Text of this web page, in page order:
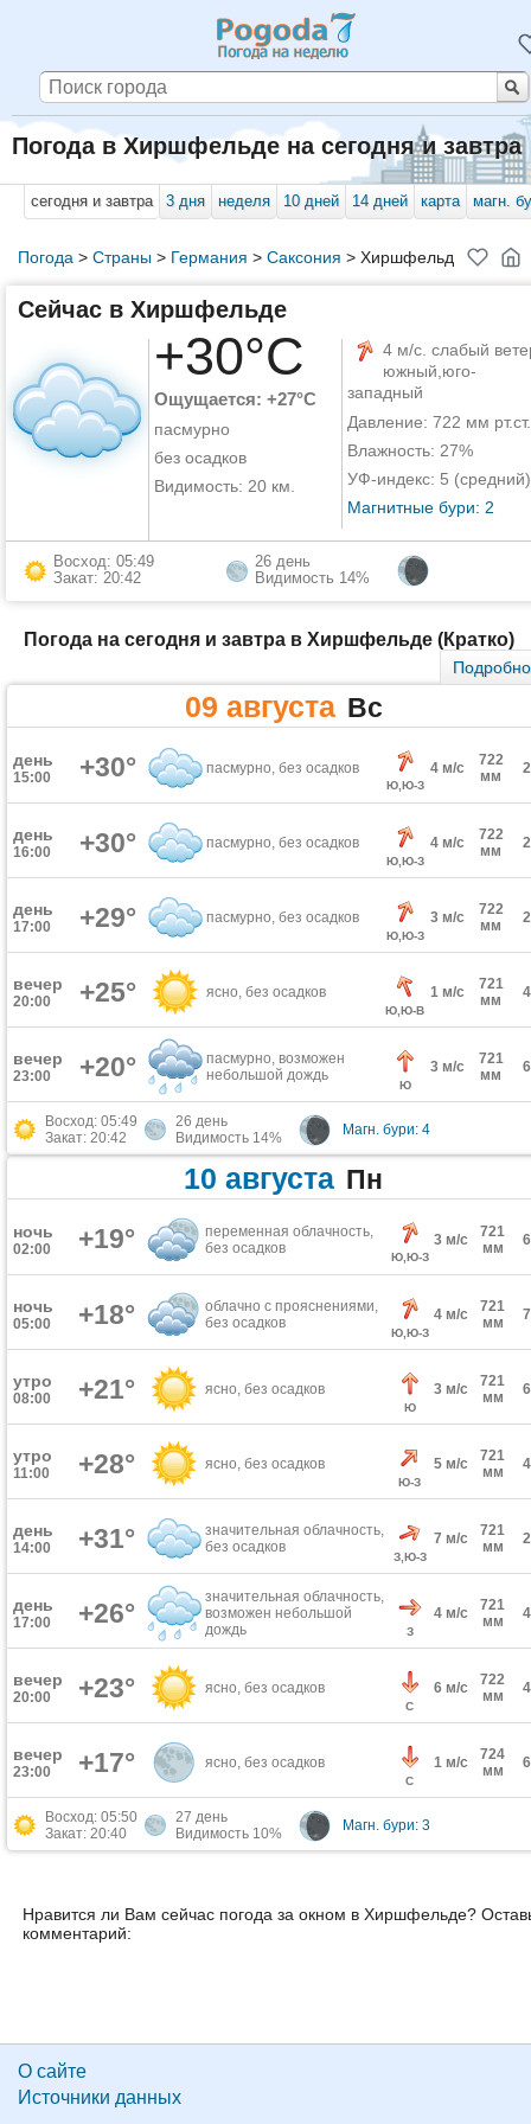
Погода в Хиршфельде на сегодня и завтра
сегодня и завтра 3 дня неделя 10 дней 14 дней карта магн.
Погода > Страны> Германия > Саксония > Хиршфельд
Сейчас в Хиршфельде
+30°C
Ощущается: +27°C
пасмурно
без осадков
Видимость: 20 км.
4 м/с. слабый
южный,юго-
западный
Давление: 722 мм рт.ст.
Влажность: 27%
УФ-индекс: 5 (средний)
Магнитные бури: 2
Восход: 05:49
Закат: 20:42
26 день
Видимость 14%
Погода на сегодня и завтра в Хиршфельде (Кратко)
Подробно
09 августа Вс
день
15:00 +30° пасмурно, без осадков
Ю,Ю-З
4 м/с
722
мм
день
16:00 +30° пасмурно, без осадков
Ю,Ю-З
4 м/с
722
мм
день
17:00 +29° пасмурно, без осадков
Ю,Ю-З
3 м/с
722
мм
вечер
20:00 +25° ясно, без осадков
Ю,Ю-В
1 м/с
721
мм
вечер
23:00 +20°
пасмурно, возможен
небольшой дождь
Ю
3 м/с
721
мм
Восход: 05:49
Закат: 20:42
26 день
Видимость 14%
Магн. бури: 4
10 августа Пн
ночь
02:00 +19°
переменная облачность,
без осадков
Ю,Ю-З
3 м/с
721
мм
ночь
05:00 +18°
облачно с прояснениями,
без осадков
Ю,Ю-З
4 м/с
721
мм
утро
08:00 +21° ясно, без осадков
Ю
3 м/с
721
мм
утро
11:00 +28° ясно, без осадков
Ю-З
5 м/с
721
мм
день
14:00 +31°
значительная облачность,
без осадков
З,Ю-З
7 м/с
721
мм
день
17:00 +26°
значительная облачность,
возможен небольшой
дождь
З
4 м/с
721
мм
вечер
20:00 +23° ясно, без осадков
С
6 м/с
722
мм
вечер
23:00 +17° ясно, без осадков
С
1 м/с
724
мм
Восход: 05:50
Закат: 20:40
27 день
Видимость 10%
Магн. бури: 3
Нравится ли Вам сейчас погода за окном в Хиршфельде?
комментарий:
О сайте
Источники данных